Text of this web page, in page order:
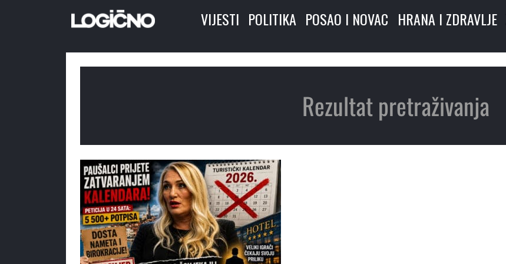
VIJESTI POLITIKA POSAO I NOVAC HRANA I ZDRAVLJE
Rezultat pretraživanja